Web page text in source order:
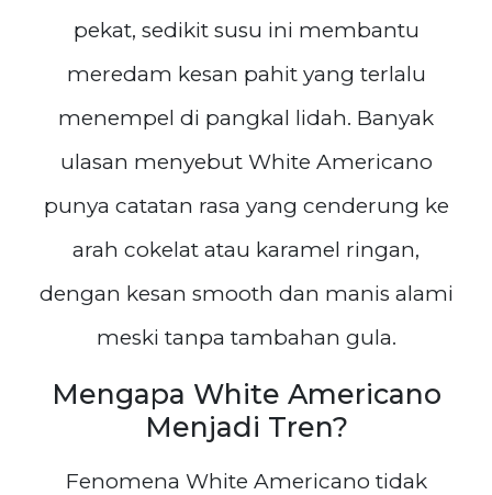
pekat, sedikit susu ini membantu
meredam kesan pahit yang terlalu
menempel di pangkal lidah. Banyak
ulasan menyebut White Americano
punya catatan rasa yang cenderung ke
arah cokelat atau karamel ringan,
dengan kesan smooth dan manis alami
meski tanpa tambahan gula.
Mengapa White Americano
Menjadi Tren?
Fenomena White Americano tidak